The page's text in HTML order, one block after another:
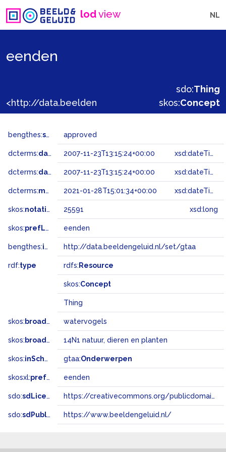
lodview NL
eenden
sdo:Thing
skos:Concept
bengthes:status approved
dcterms:dateAccepted 2007-11-23T13:15:24+00:00 xsd:dateTime
dcterms:dateSubmitted 2007-11-23T13:15:24+00:00 xsd:dateTime
dcterms:modified 2021-01-28T15:01:34+00:00 xsd:dateTime
skos:notation 25591 xsd:long
skos:prefLabel eenden
bengthes:inSet http://data.beeldengeluid.nl/set/gtaa
rdf:type rdfs: Resource
skos:Concept
Thing
skos: broader watervogels
skos: broadMatch 14N1 natuur, dieren en planten
skos:inScheme gtaa:Onderwerpen
skosxl:prefLabel eenden
sdo:sdLicense https://creativecommons.org/publicdomain/zero/1.0/
sdo:sdPublisher https://www.beeldengeluid.nl/